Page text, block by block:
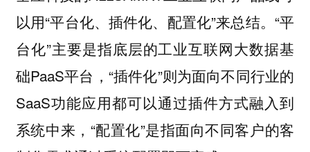
以用“平台化、插件化、配置化”来总结。“平
台化”主要是指底层的工业互联网大数据基
础PaaS平台，“插件化”则为面向不同行业的
SaaS功能应用都可以通过插件方式融入到
系统中来，“配置化”是指面向不同客户的客